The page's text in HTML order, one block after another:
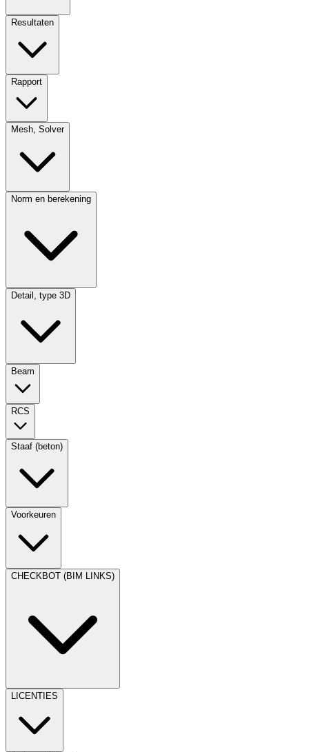
Resultaten
Rapport
Mesh, Solver
Norm en berekening
Detail, type 3D
Beam
RCS
Staaf (beton)
Voorkeuren
CHECKBOT (BIM LINKS)
LICENTIES